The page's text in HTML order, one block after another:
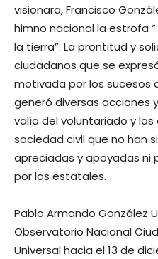
visionara, Francisco
himno nacional la estrofa
la tierra”. La prontitud y
ciudadanos que se
motivada por los sucesos
generó diversas acciones
valía del voluntariado y
sociedad civil que no han
apreciadas y apoyadas ni
por los estatales.
Pablo Armando González
Observatorio Nacional
Universal hacia el 13 de